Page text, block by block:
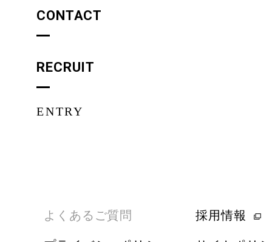
CONTACT
RECRUIT
ENTRY
よくあるご質問 採用情報